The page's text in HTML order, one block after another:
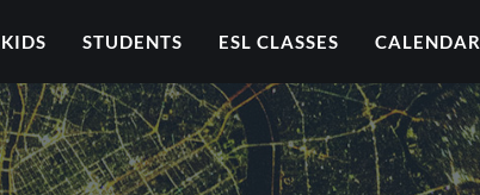
KIDS STUDENTS ESL CLASSES CALENDAR